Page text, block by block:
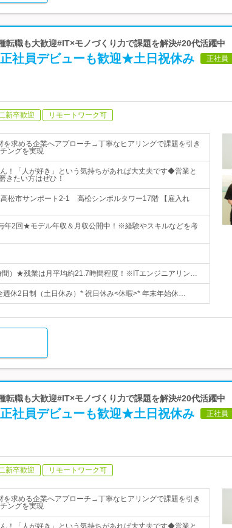
職も大歓迎#IT×モノづくり力で課題を解決#20代活躍中
社員デビューも歓迎★土日祝休み 正社員
新卒歓迎 リモートワーク可
を求める企業へアプローチ→丁寧なヒアリングで課題を引き
ングを実現
！「人が好き」という気持ちがあれば大丈夫です◆営業と
きたい方はぜひ！
高松市サンポート2-1 高松シンボルタワー17階 【雇入れ
年2回★モデル年収＆月収公開中！※経験やスキルなどを考
間）★残業は月平均約21.7時間程度！※ITエンジニアリン…
休2日制（土日休み）* 祝日休み<休暇>* 年末年始休…
職も大歓迎#IT×モノづくり力で課題を解決#20代活躍中
社員デビューも歓迎★土日祝休み 正社員
新卒歓迎 リモートワーク可
を求める企業へアプローチ→丁寧なヒアリングで課題を引き
ングを実現
！「人が好き」という気持ちがあれば大丈夫です◆営業と